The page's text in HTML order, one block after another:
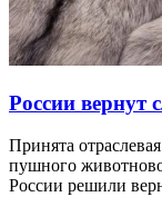
России вернут
Принята
пушного
России решили